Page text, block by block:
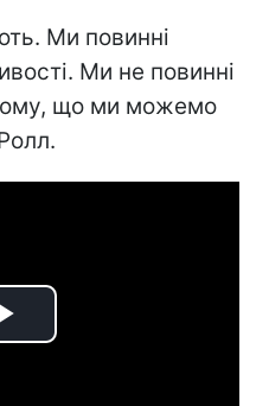
Ми повинні
Ми не повинні
що ми можемо
Play